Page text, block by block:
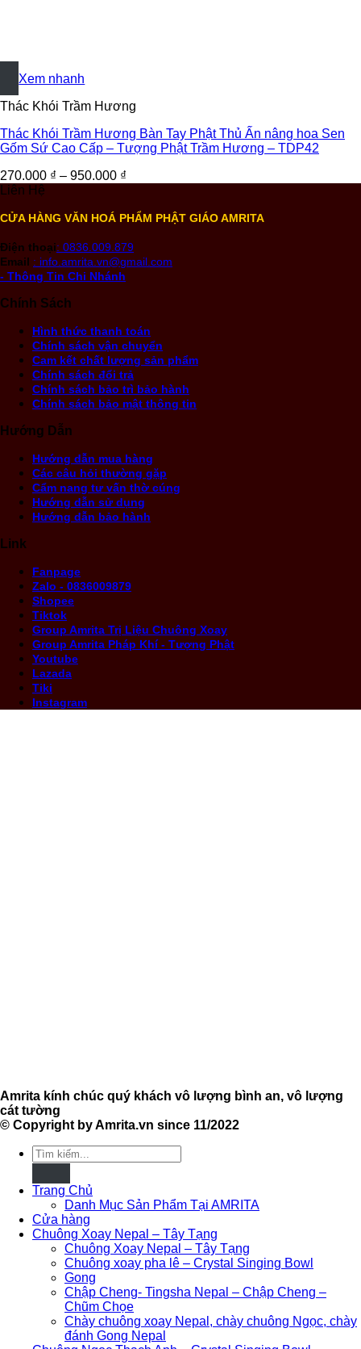
+
Xem nhanh
Thác Khói Trầm Hương
Thác Khói Trầm Hương Bàn Tay Phật Thủ Ấn nâng hoa Sen
Gốm Sứ Cao Cấp – Tượng Phật Trầm Hương – TDP42
270.000 ₫ – 950.000 ₫
Liên Hệ
CỬA HÀNG VĂN HOÁ PHẨM PHẬT GIÁO AMRITA
Điện thoại: 0836.009.879
Email
: info.amrita.vn@gmail.com
- Thông Tin Chi Nhánh
Chính Sách
Hình thức thanh toán
Chính sách vận chuyển
Cam kết chất lượng sản phẩm
Chính sách đổi trả
Chính sách bảo trì bảo hành
Chính sách bảo mật thông tin
Hướng Dẫn
Hướng dẫn mua hàng
Các câu hỏi thường gặp
Cẩm nang tư vấn thờ cúng
Hướng dẫn sử dụng
Hướng dẫn bảo hành
Link
Fanpage
Zalo - 0836009879
Shopee
Tiktok
Group Amrita Trị Liệu Chuông Xoay
Group Amrita Pháp Khí - Tượng Phật
Youtube
Lazada
Tiki
Instagram
Amrita kính chúc quý khách vô lượng bình an, vô lượng
cát tường
© Copyright by Amrita.vn since 11/2022
Tìm
kiếm:
Trang Chủ
Danh Mục Sản Phẩm Tại AMRITA
Cửa hàng
Chuông Xoay Nepal – Tây Tạng
Chuông Xoay Nepal – Tây Tạng
Chuông xoay pha lê – Crystal Singing Bowl
Gong
Chập Cheng- Tingsha Nepal – Chập Cheng –
Chũm Chọe
Chày chuông xoay Nepal, chày chuông Ngọc, chày
đánh Gong Nepal